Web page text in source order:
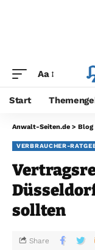
Aa
Start
Anwalt-Seiten.de > Blog
VERBRAUCHER-
sollten
Share